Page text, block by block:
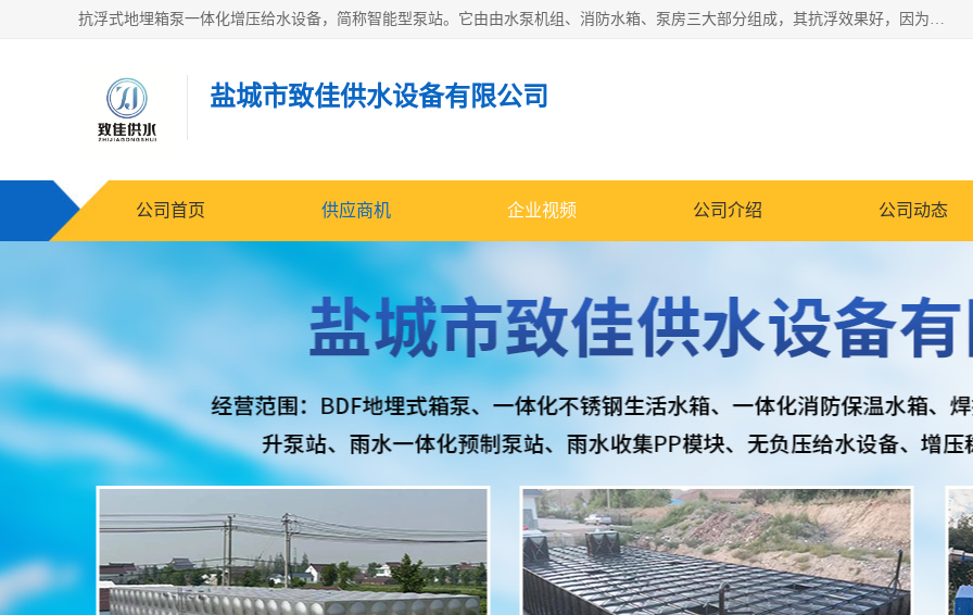
抗浮式地埋箱泵一体化增压给水设备，简称智能型泵站。它由由水泵机组、消防水箱、泵房三大部分组成，其抗浮效果好，因为设计时通过将底板与箱体联在一起，箱体重量抵消了地下水浮力。系统维护好，内部拉筋、泵站、管道，喷淋等各部运行正堂，无一损坏；结构更牢固。
盐城市致佳供水设备有限公司
公司首页 供应商机 企业视频 公司介绍 公司动态